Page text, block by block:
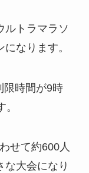
ルトラマラソ
なります。
限時間が9時
せて約600人
な大会になり